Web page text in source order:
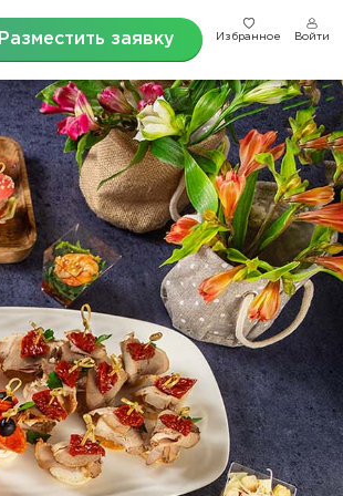
Разместить заявку Избранное Войти